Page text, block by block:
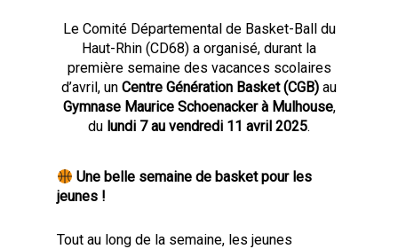
Le Comité Départemental de Basket-Ball du
Haut-Rhin (CD68) a organisé, durant la
première semaine des vacances scolaires
d’avril, un Centre Génération Basket (CGB) au
Gymnase Maurice Schoenacker à Mulhouse,
du lundi 7 au vendredi 11 avril 2025.
Une belle semaine de basket pour les
jeunes !
Tout au long de la semaine, les jeunes